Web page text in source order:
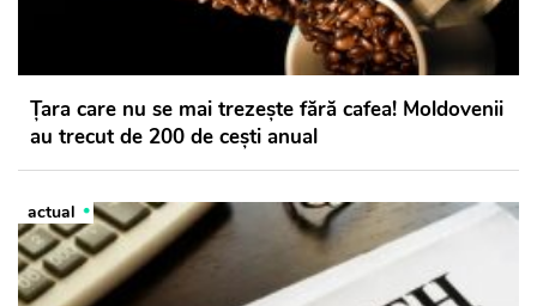
Țara care nu se mai trezește fără cafea! Moldovenii
au trecut de 200 de cești anual
actual